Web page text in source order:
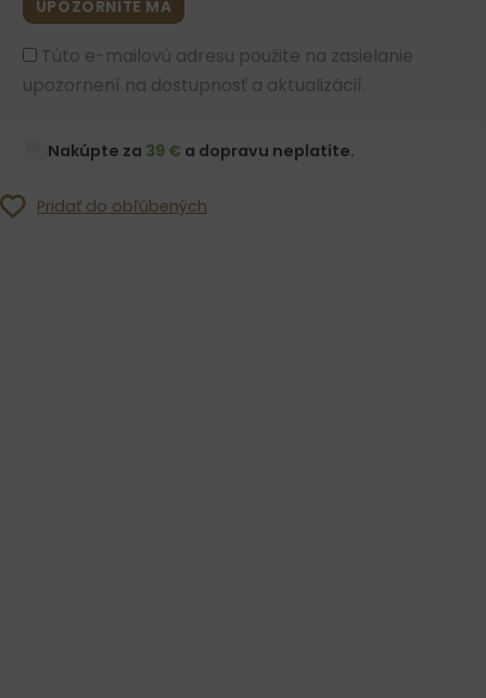
UPOZORNITE MA
Túto e-mailovú adresu použite na zasielanie
upozornení na dostupnosť a aktualizácií.
Nakúpte za 39 € a dopravu neplatíte.
Pridať do obľúbených